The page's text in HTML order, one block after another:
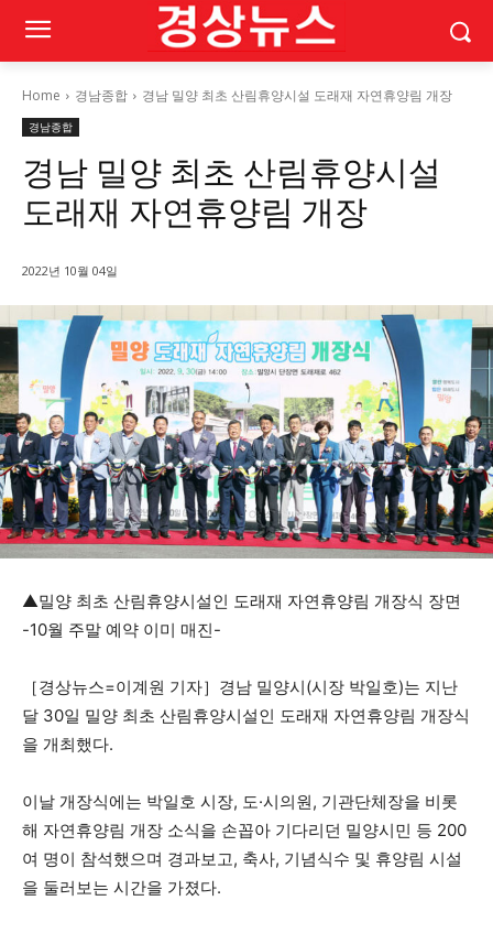
Home 경남종합 경남 밀양 최초 산림휴양시설 도래재 자연휴양림 개장
경남종합
경남 밀양 최초 산림휴양시설
도래재 자연휴양림 개장
2022년 10월 04일
▲밀양 최초 산림휴양시설인 도래재 자연휴양림 개장식 장면
-10월 주말 예약 이미 매진-
［경상뉴스=이계원 기자］경남 밀양시(시장 박일호)는 지난
달 30일 밀양 최초 산림휴양시설인 도래재 자연휴양림 개장식
을 개최했다.
이날 개장식에는 박일호 시장, 도·시의원, 기관단체장을 비롯
해 자연휴양림 개장 소식을 손꼽아 기다리던 밀양시민 등 200
여 명이 참석했으며 경과보고, 축사, 기념식수 및 휴양림 시설
을 둘러보는 시간을 가졌다.